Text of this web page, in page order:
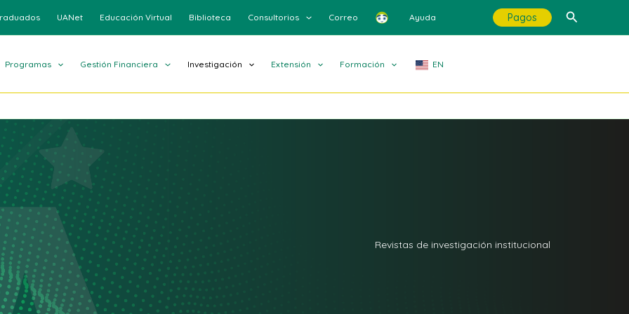
UANet Educación Virtual Biblioteca Consultorios Correo Ayuda Pagos Buscar
Programas Gestión Financiera Investigación Extensión Formación EN
Revistas de investigación institucional